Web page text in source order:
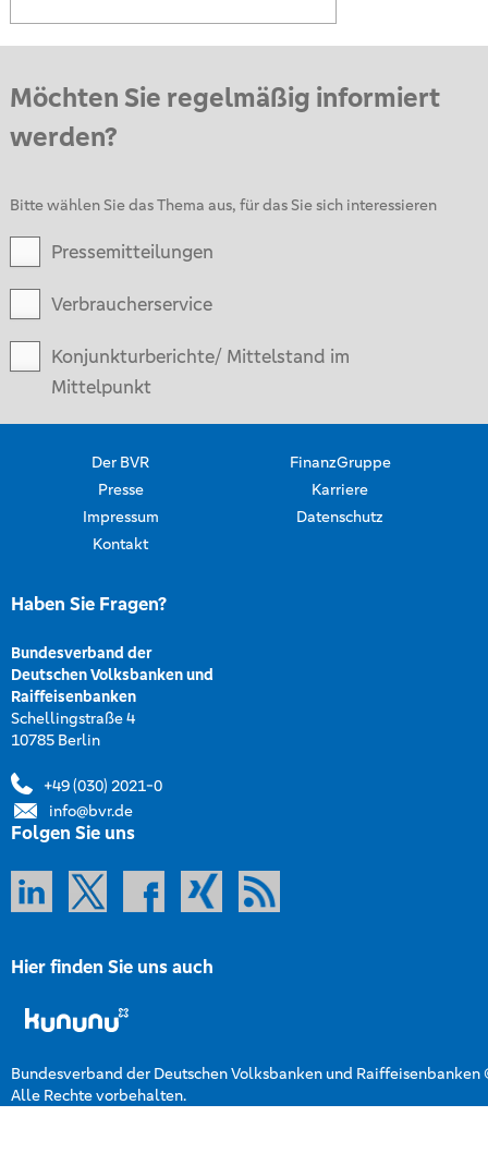
Möchten Sie regelmäßig informiert
werden?
Bitte wählen Sie das Thema aus, für das Sie sich interessieren
Pressemitteilungen
Verbraucherservice
Konjunkturberichte/ Mittelstand im
Mittelpunkt
Der BVR
FinanzGruppe
Presse
Karriere
Impressum
Datenschutz
Kontakt
Haben Sie Fragen?
Bundesverband der
Deutschen Volksbanken und
Raiffeisenbanken
Schellingstraße 4
10785 Berlin
+49 (030) 2021-0
info@bvr.de
Folgen Sie uns
Hier finden Sie uns auch
Bundesverband der Deutschen Volksbanken und Raiffeisenbanken
Alle Rechte vorbehalten.